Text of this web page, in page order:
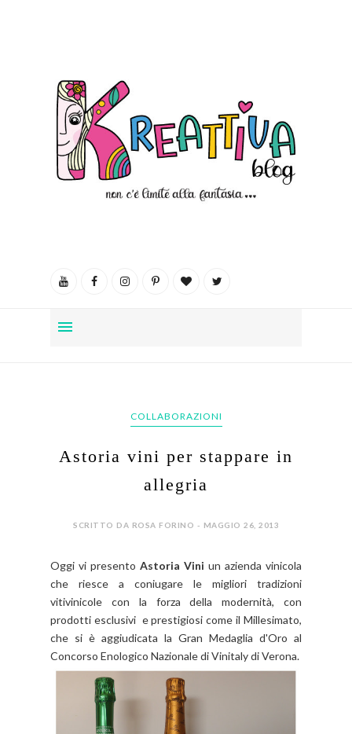
COLLABORAZIONI
Astoria vini per stappare in
allegria
SCRITTO DA ROSA FORINO - MAGGIO 26, 2013
Oggi vi presento Astoria Vini un azienda vinicola
che riesce a coniugare le migliori tradizioni
vitivinicole con la forza della modernità, con
prodotti esclusivi e prestigiosi come il Millesimato,
che si è aggiudicata la Gran Medaglia d'Oro al
Concorso Enologico Nazionale di Vinitaly di Verona.